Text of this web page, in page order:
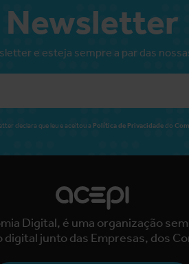
Newsletter
e esteja sempre a par das
declara que leu e aceitou a Política de Privacidadedo
Digital, é uma organização
junto das Empresas, dos